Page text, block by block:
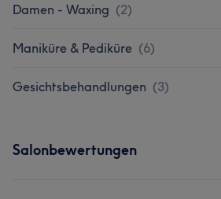
Damen - Waxing (2)
Maniküre & Pediküre (6)
Gesichtsbehandlungen (3)
Salonbewertungen